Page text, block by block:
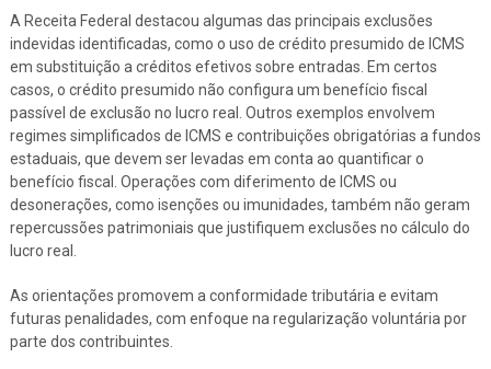
A Receita Federal destacou algumas das principais exclusões
indevidas identificadas, como o uso de crédito presumido de ICMS
em substituição a créditos efetivos sobre entradas. Em certos
casos, o crédito presumido não configura um benefício fiscal
passível de exclusão no lucro real. Outros exemplos envolvem
regimes simplificados de ICMS e contribuições obrigatórias a fundos
estaduais, que devem ser levadas em conta ao quantificar o
benefício fiscal. Operações com diferimento de ICMS ou
desonerações, como isenções ou imunidades, também não geram
repercussões patrimoniais que justifiquem exclusões no cálculo do
lucro real.
As orientações promovem a conformidade tributária e evitam
futuras penalidades, com enfoque na regularização voluntária por
parte dos contribuintes.